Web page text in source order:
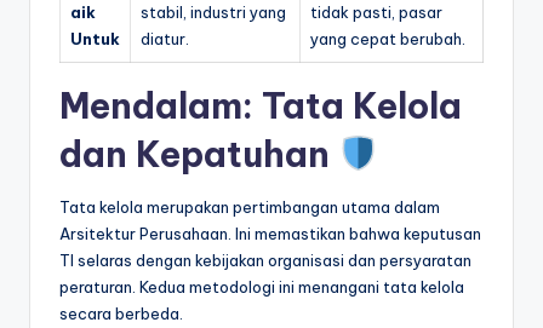
aik
Untuk
stabil, industri yang
diatur.
tidak pasti, pasar
yang cepat berubah.
Mendalam: Tata Kelola
dan Kepatuhan
Tata kelola merupakan pertimbangan utama dalam
Arsitektur Perusahaan. Ini memastikan bahwa keputusan
TI selaras dengan kebijakan organisasi dan persyaratan
peraturan. Kedua metodologi ini menangani tata kelola
secara berbeda.